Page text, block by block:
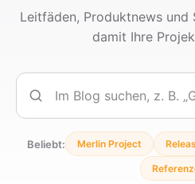
Leitfäden, Produktnews und
damit Ihre
Suchen
Beliebt: Merlin Project